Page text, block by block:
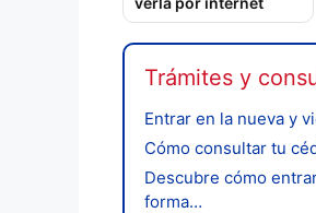
Trámites y
Entrar en la nueva y
Cómo consultar tu
Descubre cómo
forma…